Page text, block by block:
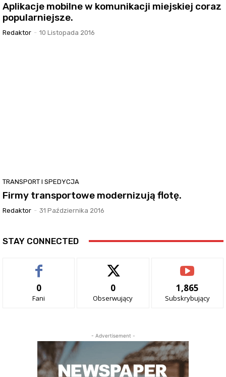
Aplikacje mobilne w komunikacji miejskiej coraz
popularniejsze.
Redaktor - 10 Listopada 2016
TRANSPORT I SPEDYCJA
Firmy transportowe modernizują flotę.
Redaktor - 31 Października 2016
STAY CONNECTED
0
Fani
0
Obserwujący
1,865
Subskrybujący
- Advertisement -